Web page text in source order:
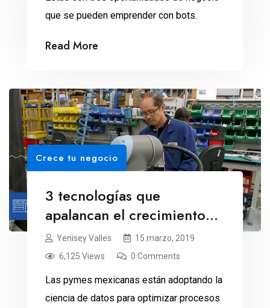
que se pueden emprender con bots.
Read More
Crece tu negocio
3 tecnologías que
apalancan el crecimiento
de las pymes
Yenisey Valles
15 marzo, 2019
6,125 Views
0 Comments
Las pymes mexicanas están adoptando la
ciencia de datos para optimizar procesos